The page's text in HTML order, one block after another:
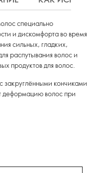
специально
и дискомфорта во время
сильных, гладких,
распутывания волос и
продуктов для волос.
закруглёнными кончиками
деформацию волос при